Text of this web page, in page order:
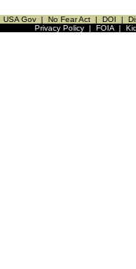
USA Gov | No Fear Act | DOI |
Privacy Policy| FOIA|